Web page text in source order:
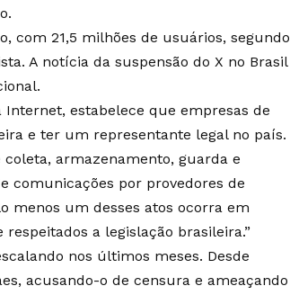
com 21,5 milhões de usuários, segundo
A notícia da suspensão do X no Brasil
estabelece que empresas de
e ter um representante legal no país.
armazenamento, guarda e
comunicações por provedores de
menos um desses atos ocorra em
a legislação brasileira.”
nos últimos meses. Desde
acusando-o de censura e ameaçando